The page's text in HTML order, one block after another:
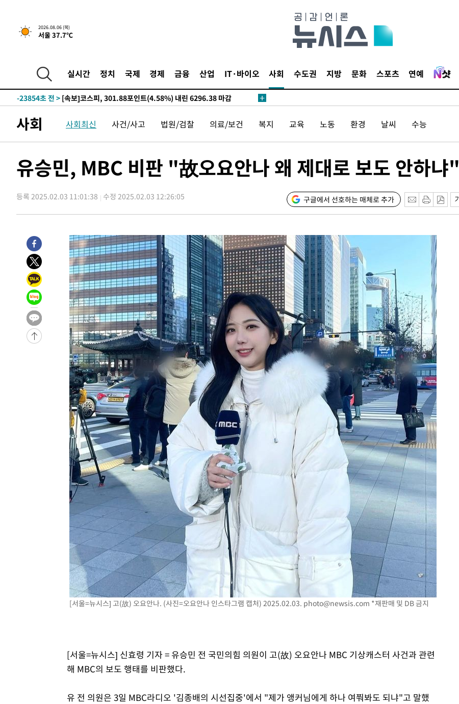
2026.08.06 (목)
서울 37.7℃
실시간 정치 국제 경제 금융 산업 IT·바이오 사회 수도권 지방 문화 스포츠 연예
-28600초 전 >"韓 외환시장 개입 관측 배경엔 美의 대한국 무역적자 있어"
-28427초 전 > '월드컵 탈락 후폭풍' 축구협회…초유의 압수수색에 '충격·당황'
-27829초 전 >
[속보]종합특검, 대검 추가 압수수색…내란 중요임무종사 혐의
-23924초 전 >
-23854초 전 > [속보]코스피, 301.88포인트(4.58%) 내린 6296.38 마감
-21318초 전 >
"여기 떨어졌다"…다누리, 스페이스X 로켓 달 충돌 흔적 포착
-18363초 전 >손흥민, 5경기 연속골 실패…LAFC는 승부차기 끝 과달라하라 격파
-10601초 전 >트럼프, 한국계 진보 주지사 후보 맹공…"공산주의가 최대 위협"
-7099초 전 >[속보]산업장관 "李정부, 원전 반대 안해…안정 전력 위해 불가피"
-5796초 전 >[속보]경찰, '홍명보 선임 논란' 대한축구협회·축구회관 등 압수수색
화"
-31767초 전 >
日방위성, 北이 동해로 쏜 발사체는 탄도미사일 가능성
-30197초 전 >
[속보] SKT, 에이닷 서비스 장애 발생…"원인 파악 중"
-29603초 전 >
[속보]합참 "북, 동해상으로 미상 발사체 발사"
-28999초 전 >
'낮 최고 39도' 불볕더위…한밤 열대야도 계속[내일날씨]
-28958초 전 >
[속보]7~9일 프로야구 3연전도 폭염 취소…11일 재개
-28620초 전 >
"韓 외환시장 개입 관측 배경엔 美의 대한국 무역적자 있어"
-28447초 전 >
'월드컵 탈락 후폭풍' 축구협회…초유의 압수수색에 '충격·당황'
-28287초 전 >
서울 낮 37.9도, 올여름 최고치 경신…영등포 순간 '40도'
[속보]종합특검, 대검 추가 압수수색…내란 중요임무종사 혐의
[속보]코스닥, 800p 회복…0.26% 오른 801.67 마감
[속보]코스피, 301.88포인트(4.58%) 내린 6296.38 마감
[속보]원·달러 환율, 0.7원 내린 1423.8원 마감
"여기 떨어졌다"…다누리, 스페이스X 로켓 달 충돌 흔적 포착
손흥민, 5경기 연속골 실패…LAFC는 승부차기 끝 과달라하라 격파
내일까지 39도 '펄펄'…기상청 "태풍 지나며 폭염 잠시 꺾인다"
트럼프, 한국계 진보 주지사 후보 맹공…"공산주의가 최대 위협"
"美간섭에 합의 지연"…트럼프, '이란 호르무즈 통제권' 수용할까
[속보]산업장관 "李정부, 원전 반대 안해…안정 전력 위해 불가피"
[속보]경찰, '홍명보 선임 논란' 대한축구협회·축구회관 등 압수수색
사회 사회최신 사건/사고 법원/검찰 의료/보건 복지 교육 노동 환경 날씨 수능
유승민, MBC 비판 "故오요안나 왜 제대로 보도 안하냐"
등록 2025.02.03 11:01:38 수정 2025.02.03 12:26:05 구글에서 선호하는 매체로 추가
[서울=뉴시스] 고(故) 오요안나. (사진=오요안나 인스타그램 캡처) 2025.02.03. photo@newsis.com *재판매 및 DB 금지
[서울=뉴시스] 신효령 기자 = 유승민 전 국민의힘 의원이 고(故) 오요안나 MBC 기상캐스터 사건과 관련
해 MBC의 보도 행태를 비판했다.
유 전 의원은 3일 MBC라디오 '김종배의 시선집중'에서 "제가 앵커님에게 하나 여쭤봐도 되냐"고 말했